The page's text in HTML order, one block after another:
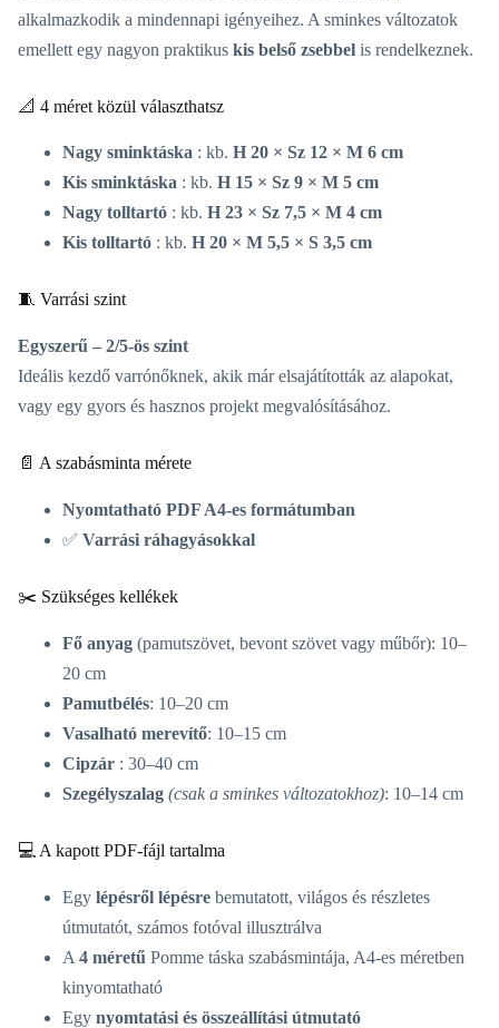
alkalmazkodik a mindennapi igényeihez. A sminkes változatok
emellett egy nagyon praktikus kis belső zsebbel is rendelkeznek.
📐 4 méret közül választhatsz
Nagy sminktáska : kb. H 20 × Sz 12 × M 6 cm
Kis sminktáska : kb. H 15 × Sz 9 × M 5 cm
Nagy tolltartó : kb. H 23 × Sz 7,5 × M 4 cm
Kis tolltartó : kb. H 20 × M 5,5 × S 3,5 cm
🧵 Varrási szint
Egyszerű – 2/5-ös szint
Ideális kezdő varrónőknek, akik már elsajátították az alapokat,
vagy egy gyors és hasznos projekt megvalósításához.
📄 A szabásminta mérete
Nyomtatható PDF A4-es formátumban
✅ Varrási ráhagyásokkal
✂️ Szükséges kellékek
Fő anyag (pamutszövet, bevont szövet vagy műbőr): 10–
20 cm
Pamutbélés: 10–20 cm
Vasalható merevítő: 10–15 cm
Cipzár : 30–40 cm
Szegélyszalag (csak a sminkes változatokhoz): 10–14 cm
💻 A kapott PDF-fájl tartalma
Egy lépésről lépésre bemutatott, világos és részletes
útmutatót, számos fotóval illusztrálva
A 4 méretű Pomme táska szabásmintája, A4-es méretben
kinyomtatható
Egy nyomtatási és összeállítási útmutató